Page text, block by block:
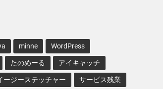
minne WordPress
たのめーる アイキャッチ
ージーステッチャー サービス残業